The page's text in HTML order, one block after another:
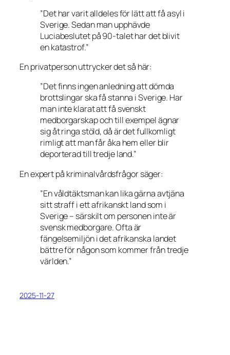
”Det har varit alldeles för lätt att få asyl i
Sverige. Sedan man upphävde
Luciabeslutet på 90-talet har det blivit
en katastrof.”
En privatperson uttrycker det så här:
”Det finns ingen anledning att dömda
brottslingar ska få stanna i Sverige. Har
man inte klarat att få svenskt
medborgarskap och till exempel ägnar
sig åt ringa stöld, då är det fullkomligt
rimligt att man får åka hem eller blir
deporterad till tredje land.”
En expert på kriminalvårdsfrågor säger:
”En våldtäktsman kan lika gärna avtjäna
sitt straff i ett afrikanskt land som i
Sverige – särskilt om personen inte är
svensk medborgare. Ofta är
fängelsemiljön i det afrikanska landet
bättre för någon som kommer från tredje
världen.”
2025-11-27